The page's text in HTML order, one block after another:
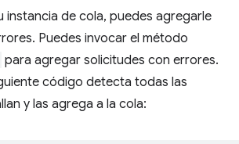
instancia de cola, puedes agregarle
Puedes invocar el método
para agregar solicitudes con errores.
código detecta todas las
y las agrega a la cola: